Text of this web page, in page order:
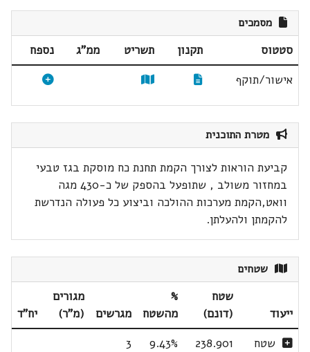
מסמכים
סטטוס תקנון תשריט ממ"ג
נספח
אישור/תוקף
מטרת התוכנית
קביעת הוראות לצורך הקמת תחנת כח מוסקת בגז טבעי
במחזור משולב , שתופעל בהספק של כ-430 מגה
וואט,הקמת מערכות ההולכה וביצוע כל פעולה הנדרשת
להקמתן ולהעלתן.
שטחים
ייעוד
שטח
(דונם)
%
מהשטח
מגרשים
מגורים
(מ"ר)
יח"ד
שטח
238.901
9.43%
3